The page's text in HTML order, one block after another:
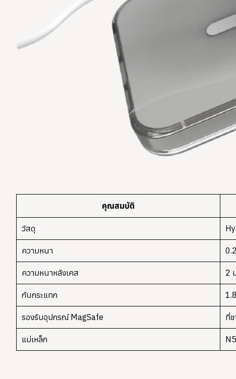
คุณสมบัติ
วัสดุ
ความหนา
ความหนาหลังเคส 2
กันกระแทก
รองรับอุปกรณ์ MagSafe ที่
แม่เหล็ก